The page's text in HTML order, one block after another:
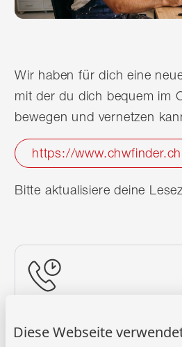
Diese Webseite
Wir haben für dich eine
mit der du dich bequem im
bewegen und vernetzen
https://www.chwfinder.ch
Bitte aktualisiere deine